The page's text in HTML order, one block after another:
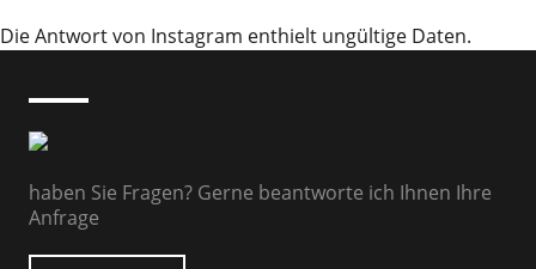
Die Antwort von Instagram enthielt ungültige Daten.
haben Sie Fragen? Gerne beantworte ich Ihnen Ihre
Anfrage